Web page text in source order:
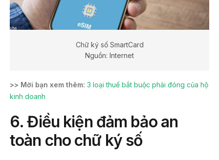
Chữ ký số SmartCard
Nguồn: Internet
>> Mời bạn xem thêm: 3 loại thuế bắt buộc phải đóng của hộ
kinh doanh
6.Điều kiện đảm bảo an
toàn cho chữ ký số